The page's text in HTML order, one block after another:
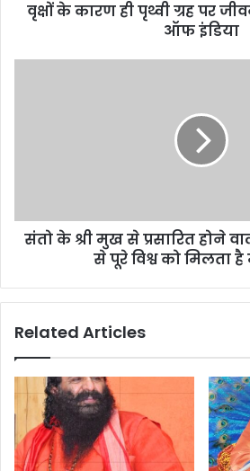
वृक्षों के कारण ही पृथ्वी ग्रह पर
ऑफ इंडिया
संतो के श्री मुख से प्रसारित होने
से पूरे विश्व को मिलता है
Related Articles